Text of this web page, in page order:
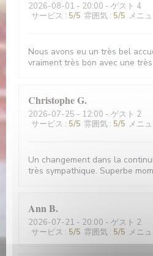
2026-08-01 - 20:00 - ゲスト 4
サービス : 5/5 雰囲気 : 5/5 メニ
Nous avons eu un très bel
vraiment très bon avec une
ChristopheG
2026-07-25 - 12:00 - ゲスト 2
サービス : 5/5 雰囲気 : 5/5 メニ
Un changement dans la
très sympathique. Superbe
AnnB
2026-07-21 - 20:00 - ゲスト 2
サービス : 5/5 雰囲気 : 5/5 メニ